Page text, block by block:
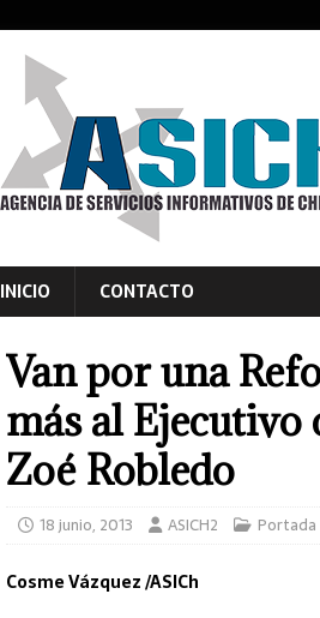
INICIO CONTACTO
Van por una
más al Ejecutivo
Zoé Robledo
18 junio, 2013 ASICH2 Portada
Cosme Vázquez /ASICh